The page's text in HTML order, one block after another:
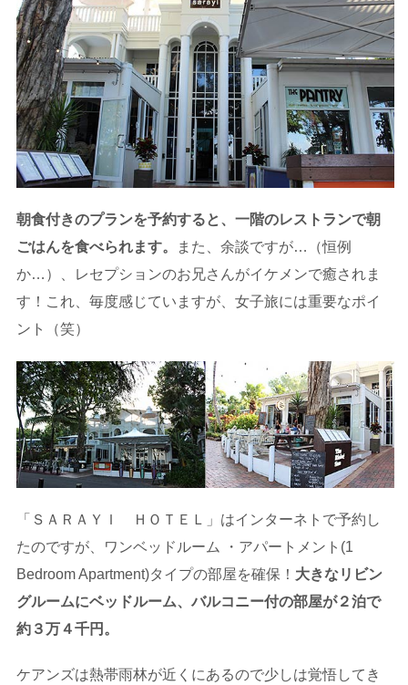
朝食付きのプランを予約すると、一階のレストランで朝
ごはんを食べられます。
また、余談ですが…（恒例
か…）、レセプションのお兄さんがイケメンで癒されま
す！これ、毎度感じていますが、女子旅には重要なポイ
ント（笑）
「ＳＡＲＡＹＩ ＨＯＴＥＬ」はインターネトで予約し
たのですが、ワンベッドルーム ・アパートメント(1
Bedroom Apartment)タイプの部屋を確保！ 大きなリビン
グルームにベッドルーム、バルコニー付の部屋が２泊で
約３万４千円。
ケアンズは熱帯雨林が近くにあるので少しは覚悟してき